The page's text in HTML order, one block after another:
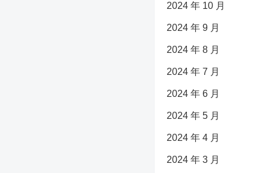
2024 年 10 月
2024 年 9 月
2024 年 8 月
2024 年 7 月
2024 年 6 月
2024 年 5 月
2024 年 4 月
2024 年 3 月